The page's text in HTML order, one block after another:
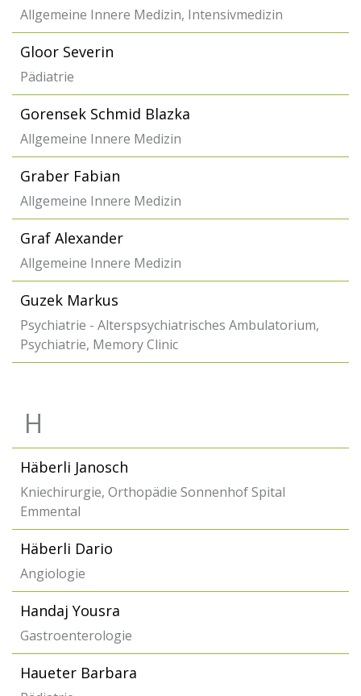
Allgemeine Innere Medizin, Intensivmedizin
Gloor Severin
Pädiatrie
Gorensek Schmid Blazka
Allgemeine Innere Medizin
Graber Fabian
Allgemeine Innere Medizin
Graf Alexander
Allgemeine Innere Medizin
Guzek Markus
Psychiatrie - Alterspsychiatrisches Ambulatorium,
Psychiatrie, Memory Clinic
H
Häberli Janosch
Kniechirurgie, Orthopädie Sonnenhof Spital
Emmental
Häberli Dario
Angiologie
Handaj Yousra
Gastroenterologie
Haueter Barbara